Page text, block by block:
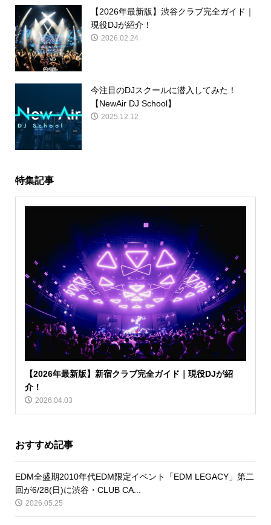
【2026年最新版】渋谷クラブ完全ガイド｜
現役DJが紹介！
2026.02.24
今注目のDJスクールに潜入してみた！
【NewAir DJ School】
2025.12.12
特集記事
【2026年最新版】新宿クラブ完全ガイド｜現役DJが紹
介！
2026.04.03
おすすめ記事
EDM全盛期2010年代EDM限定イベント「EDM LEGACY」第二
回が6/28(日)に渋谷・CLUB CA...
2026.05.25